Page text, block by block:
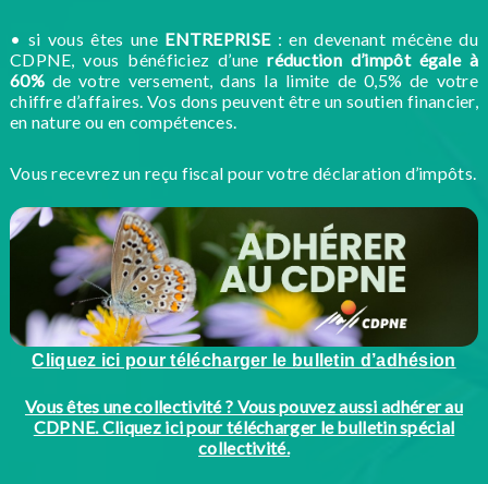
• si vous êtes une ENTREPRISE : en devenant mécène du
CDPNE, vous bénéficiez d’uneréduction d’impôt égale à
60% de votre versement, dans la limite de 0,5% de votre
chiffre d’affaires. Vos dons peuvent être un soutien financier,
en nature ou en compétences.
Vous recevrez un reçu fiscal pour votre déclaration d’impôts.
Cliquez ici pour télécharger le bulletin d’adhésion
Vous êtes une collectivité ? Vous pouvez aussi adhérer au
CDPNE. Cliquez ici pour télécharger le bulletin spécial
collectivité.